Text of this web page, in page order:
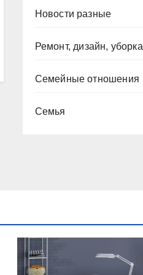
Новости разные
Ремонт, дизайн, уборка
Семейные отношения
Семья